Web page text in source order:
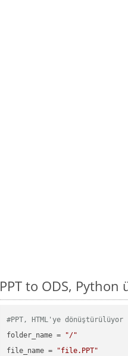
PPT to ODS, Python
#PPT, HTML'ye dönüştürülüyor
folder_name =
"/"
file_name =
"file.PPT"